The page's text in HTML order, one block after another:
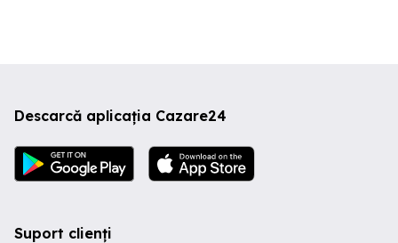
Descarcă aplicația Cazare24
Suport clienți